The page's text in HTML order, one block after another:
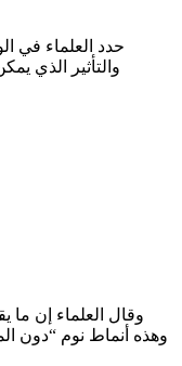
حدد العلماء في
والتأثير الذي
وقال العلماء إن ما
وهذه أنماط نوم “دون